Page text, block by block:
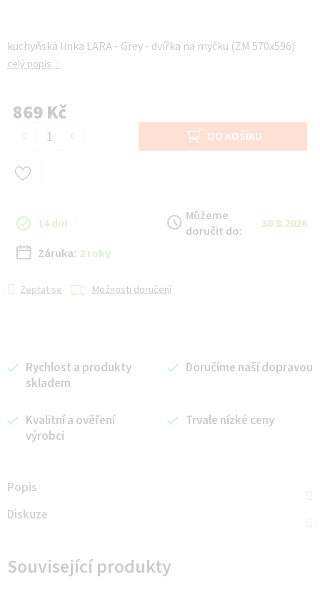
kuchyňská linka LARA - Grey - dvířka na myčku (ZM 570x596)
celý popis
869 Kč
DO KOŠÍKU
14 dní
Můžeme
doručit do:
30.8.2026
Záruka: 2 roky
Zeptat se Možnosti doručení
Rychlost a produkty
skladem
Doručíme naší dopravou
Kvalitní a ověření
výrobci
Trvale nízké ceny
Popis
Diskuze
Související produkty